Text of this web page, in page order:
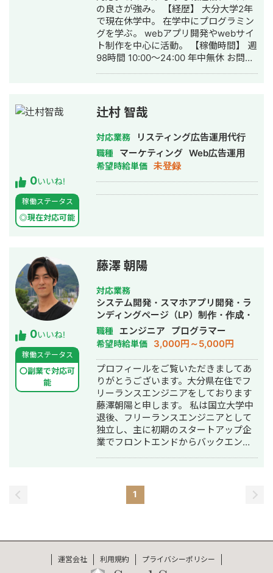
の良さが強み。 【経歴】 大分大学2年
で現在休学中。 在学中にプログラミン
グを学ぶ。 webアプリ開発やwebサイ
ト制作を中心に活動。 【稼働時間】 週
98時間 10:00～24:00 年中無休 お問い
0いいね!
稼働ステータス
◎現在対応可能
辻村 智哉
対応業務 リスティング広告運用代行
職種 マーケティング Web広告運用
希望時給単価 未登録
0いいね!
稼働ステータス
〇副業で対応可
能
藤澤 朝陽
対応業務
システム開発・スマホアプリ開発・ラ
ンディングページ（LP）制作・作成・
ホームページ制作・作成・AI活用
職種 エンジニア プログラマー
希望時給単価 3,000円～5,000円
プロフィールをご覧いただきましてあ
りがとうございます。大分県在住でフ
リーランスエンジニアをしております
藤澤朝陽と申します。 私は国立大学中
退後、フリーランスエンジニアとして
独立し、主に初期のスタートアップ企
業でフロントエンドからバックエン
行うことができます。 【保有スキル】
- バックエンド - Python - Django -
React/Next.js - インフラ - AWS(EC2,
RDS, Lambda, Cognito, CloudWatch,
ECR, AppRunner, Amplify....) - さくら
1
運営会社 利用規約 プライバシーポリシー